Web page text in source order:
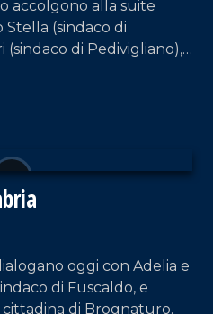
accolgono alla suite
(sindaco di
(sindaco di Pedivigliano),
di Siderno).
oggi con Adelia e
di Fuscaldo, e
cittadina di Brognaturo.